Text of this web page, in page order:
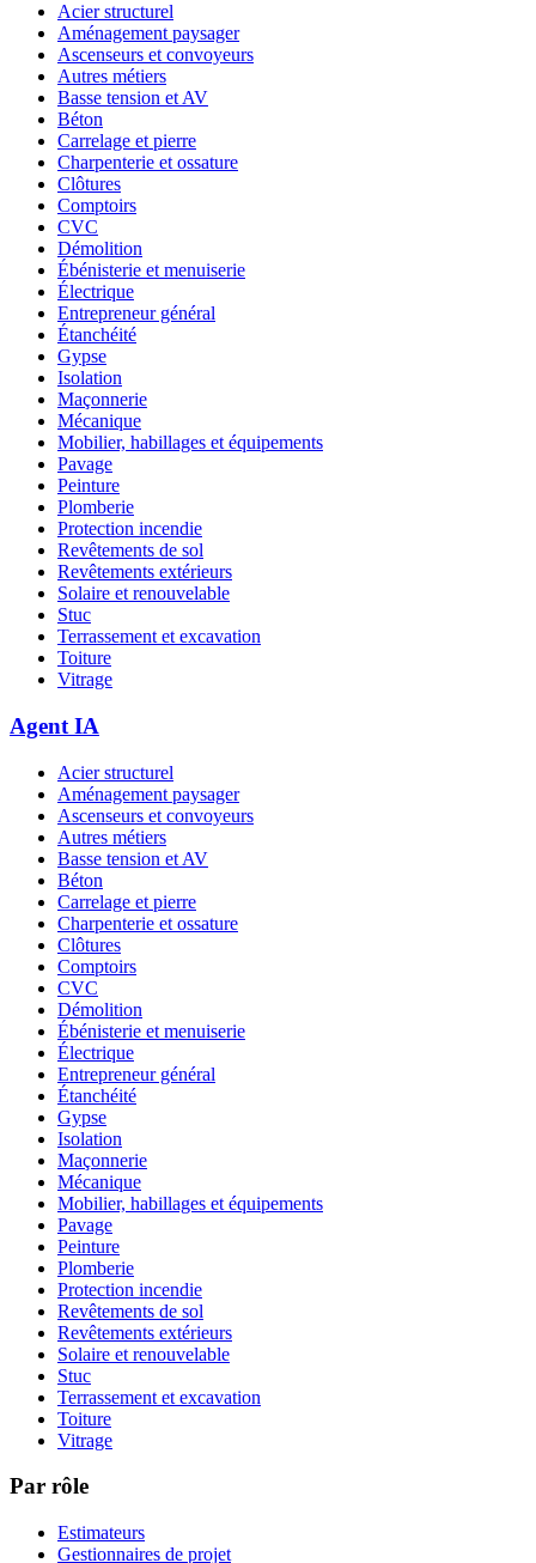
Acier structurel
Aménagement paysager
Ascenseurs et convoyeurs
Autres métiers
Basse tension et AV
Béton
Carrelage et pierre
Charpenterie et ossature
Clôtures
Comptoirs
CVC
Démolition
Ébénisterie et menuiserie
Électrique
Entrepreneur général
Étanchéité
Gypse
Isolation
Maçonnerie
Mécanique
Mobilier, habillages et équipements
Pavage
Peinture
Plomberie
Protection incendie
Revêtements de sol
Revêtements extérieurs
Solaire et renouvelable
Stuc
Terrassement et excavation
Toiture
Vitrage
Agent IA
Acier structurel
Aménagement paysager
Ascenseurs et convoyeurs
Autres métiers
Basse tension et AV
Béton
Carrelage et pierre
Charpenterie et ossature
Clôtures
Comptoirs
CVC
Démolition
Ébénisterie et menuiserie
Électrique
Entrepreneur général
Étanchéité
Gypse
Isolation
Maçonnerie
Mécanique
Mobilier, habillages et équipements
Pavage
Peinture
Plomberie
Protection incendie
Revêtements de sol
Revêtements extérieurs
Solaire et renouvelable
Stuc
Terrassement et excavation
Toiture
Vitrage
Par rôle
Estimateurs
Gestionnaires de projet